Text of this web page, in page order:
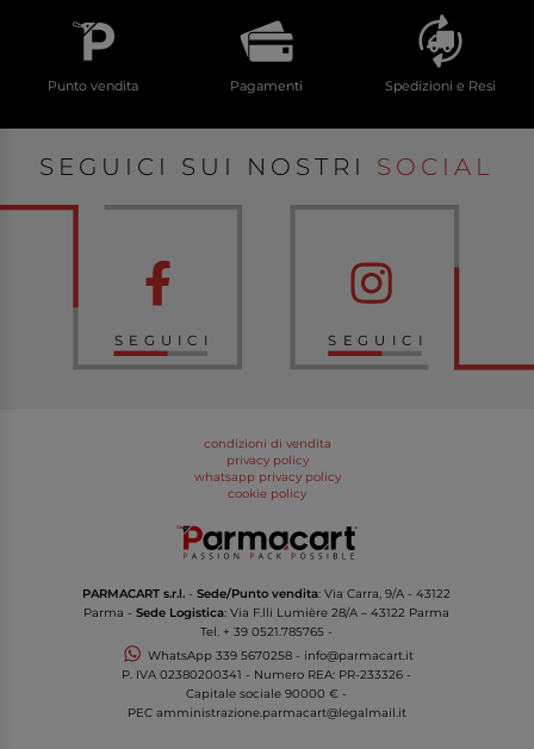
Punto vendita Pagamenti Spedizioni e Resi
SEGUICI SUI NOSTRI SOCIAL
SEGUICI SEGUICI
condizioni di vendita
privacy policy
whatsapp privacy policy
cookie policy
PARMACART s.r.l. -Sede/Punto vendita: Via Carra, 9/A - 43122
Parma -Sede Logistica: Via F.lli Lumière 28/A – 43122 Parma
Tel. + 39 0521.785765 -
WhatsApp 339 5670258- info@parmacart.it
P. IVA02380200341 - Numero REA: PR-233326 -
Capitale sociale 90000 € -
PEC amministrazione.parmacart@legalmail.it